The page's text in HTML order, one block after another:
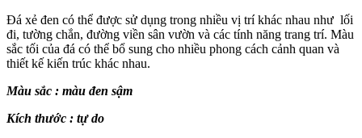
Đá xẻ đen có thể được sử dụng trong nhiều vị trí khác nhau như lối
đi, tường chắn, đường viền sân vườn và các tính năng trang trí. Màu
sắc tối của đá có thể bổ sung cho nhiều phong cách cảnh quan và
thiết kế kiến ​​trúc khác nhau.
Màu sắc : màu đen sậm
Kích thước : tự do